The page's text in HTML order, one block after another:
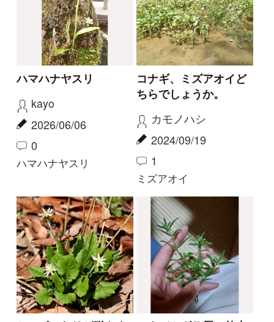
カリガネソウ❓
ゴンちゃん
2023/09/15
2
2
カリガネソウ
ツチアケビは被食散布
yamasyoku
2023/09/08
1
ツチアケビ
珍しい白花
物臭狸
2023/09/03
0 6
ヤツタカネアザミ
今話題の寄生植物！
カモシカ
2023/08/20
0 11
ヤッコソウ
もっとみる